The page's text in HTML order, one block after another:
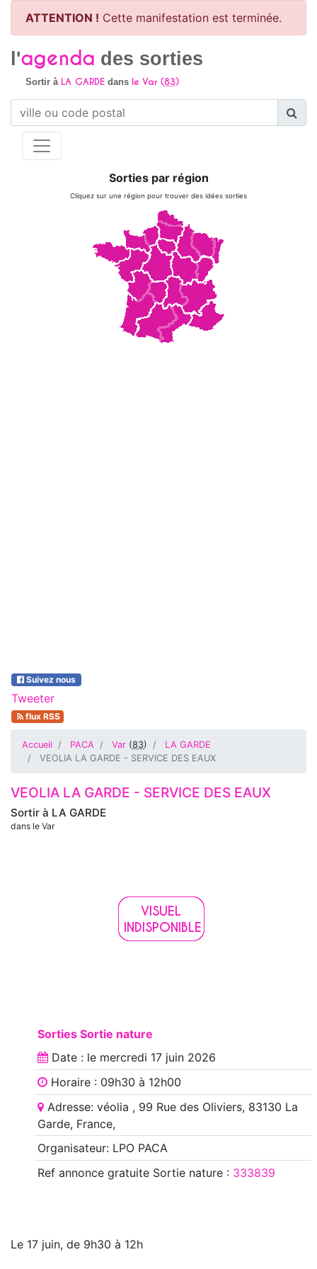
ATTENTION ! Cette manifestation est terminée.
l'agenda des sorties
Sortir à LA GARDEdans le Var (83)
Sorties par région
Cliquez sur une région pour trouver des idées sorties
Suivez nous
Tweeter
flux RSS
Accueil PACA Var (83)
LA GARDE
VEOLIA LA GARDE - SERVICE DES EAUX
Sortir à LA GARDE
dans le Var
VEOLIA LA GARDE - SERVICE DES EAUX
Sorties Sortie nature
Date : le mercredi 17 juin 2026
Horaire : 09h30 à 12h00
Adresse: véolia , 99 Rue des Oliviers, 83130 La
Garde, France,
Organisateur: LPO PACA
Ref annoncegratuite Sortie nature : 333839
Le 17 juin, de 9h30 à 12h